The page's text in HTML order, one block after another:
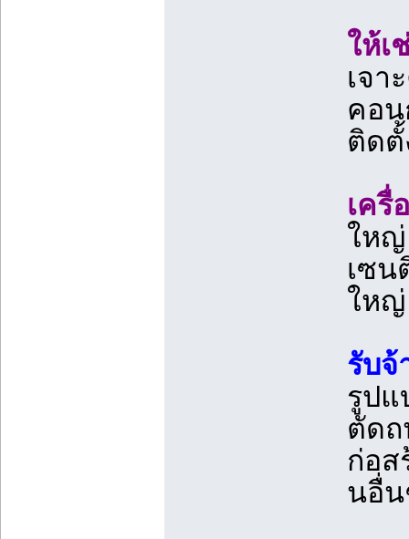
ให้เ
เจา
คอน
ติด
เค
ใหญ่
เซน
ใหญ่
รับจ้
รูปแ
ตัดถ
ก่อส
นอื่น